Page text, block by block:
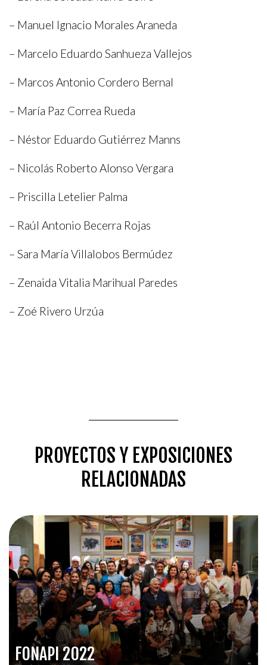
PRENSA
ARTISTAS
ALIANZAS SETBA BARCELONA
– Manuel Ignacio Morales Araneda
– Marcelo Eduardo Sanhueza Vallejos
– Marcos Antonio Cordero Bernal
– María Paz Correa Rueda
– Néstor Eduardo Gutiérrez Manns
– Nicolás Roberto Alonso Vergara
– Priscilla Letelier Palma
– Raúl Antonio Becerra Rojas
– Sara María Villalobos Bermúdez
– Zenaida Vitalia Marihual Paredes
– Zoé Rivero Urzúa
PROYECTOS Y EXPOSICIONES
RELACIONADAS
FONAPI 2022